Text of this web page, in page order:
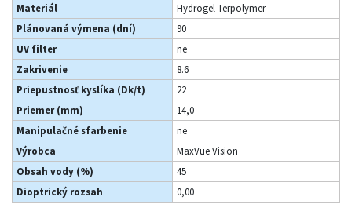
Materiál
Hydrogel Terpolymer
Plánovaná výmena (dní)
90
UV filter
ne
Zakrivenie
8.6
Priepustnosť kyslíka (Dk/t)
22
Priemer (mm)
14,0
Manipulačné sfarbenie
ne
Výrobca
MaxVue Vision
Obsah vody (%)
45
Dioptrický rozsah
0,00